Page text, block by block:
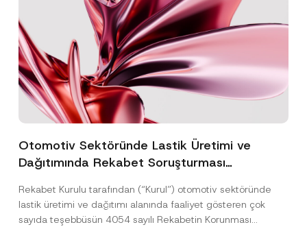
Otomotiv Sektöründe Lastik Üretimi ve
Dağıtımında Rekabet Soruşturması
Cezasına Hükmedilmiştir
Rekabet Kurulu tarafından (“Kurul”) otomotiv sektöründe
lastik üretimi ve dağıtımı alanında faaliyet gösteren çok
sayıda teşebbüsün 4054 sayılı Rekabetin Korunması